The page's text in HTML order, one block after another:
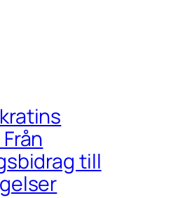
till